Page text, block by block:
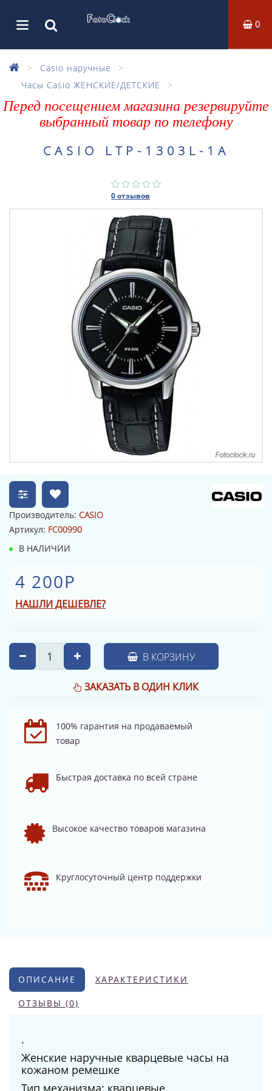
0
Casio наручные
Часы Casio ЖЕНСКИЕ/ДЕТСКИЕ
Перед посещением магазина резервируйте
выбранный товар по телефону
CASIO LTP-1303L-1A
0 отзывов
Производитель: CASIO
Артикул: FC00990
В НАЛИЧИИ
4 200Р
НАШЛИ ДЕШЕВЛЕ?
В КОРЗИНУ
ЗАКАЗАТЬ В ОДИН КЛИК
100% гарантия на продаваемый
товар
Быстрая доставка по всей стране
Высокое качество товаров магазина
Круглосуточный центр поддержки
ОПИСАНИЕ ХАРАКТЕРИСТИКИ
ОТЗЫВЫ (0)
.
Женские наручные кварцевые часы на
кожаном ремешке
Тип механизма: кварцевые.